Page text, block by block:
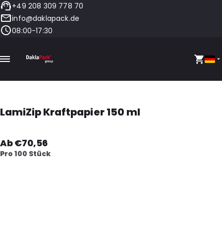
+49 208 309 778 70
info@daklapack.de
08:00-17:30
LamiZip Kraftpapier 150 ml
Ab €70,56
Pro 100 Stück